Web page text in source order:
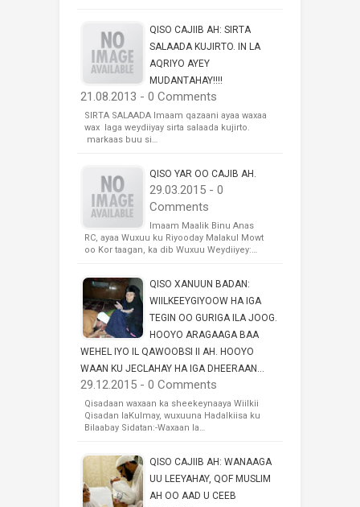
QISO CAJIIB AH: SIRTA
SALAADA KUJIRTO. IN LA
AQRIYO AYEY
MUDANTAHAY!!!!
21.08.2013 - 0 Comments
SIRTA SALAADA Imaam qazaani ayaa waxaa
wax laga weydiiyay sirta salaada kujirto.
markaas buu si…
QISO YAR OO CAJIB AH.
29.03.2015 - 0
Comments
Imaam Maalik Binu Anas
RC, ayaa Wuxuu ku Riyooday Malakul Mowt
oo Kor taagan, ka dib Wuxuu Weydiiyey:…
QISO XANUUN BADAN:
WIILKEEYGIYOOW HA IGA
TEGIN OO GURIGA ILA JOOG.
HOOYO ARAGAAGA BAA
WEHEL IYO IL QAWOOBSI II AH. HOOYO
WAAN KU JECLAHAY HA IGA DHEERAAN...
29.12.2015 - 0 Comments
Qisadaan waxaan ka sheekeynaaya Wiilkii
Qisadan laKulmay, wuxuuna Hadalkiisa ku
Bilaabay Sidatan:-Waxaan la…
QISO CAJIIB AH: WANAAGA
UU LEEYAHAY, QOF MUSLIM
AH OO AAD U CEEB